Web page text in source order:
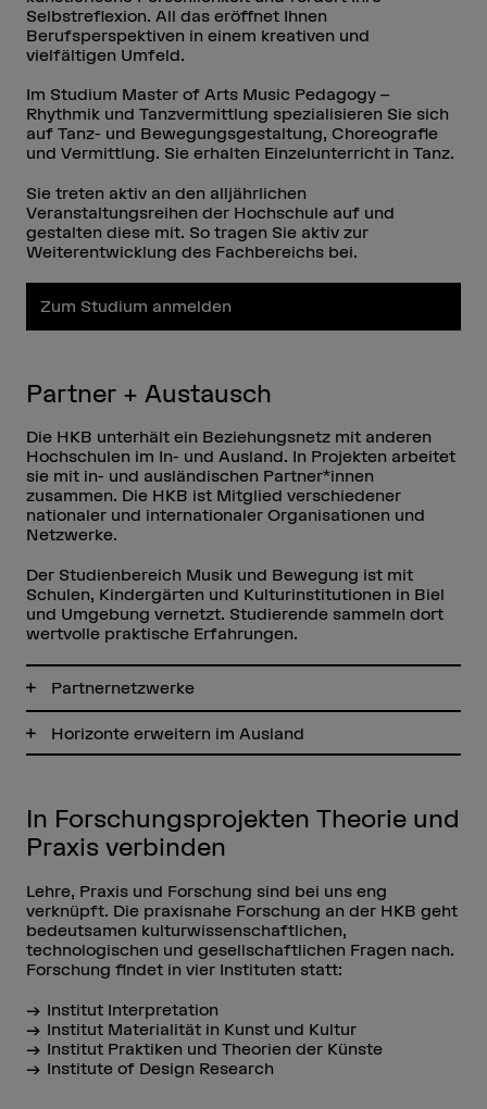
Selbstreflexion. All das eröffnet Ihnen
Berufsperspektiven in einem kreativen und
vielfältigen Umfeld.
Im Studium Master of Arts Music Pedagogy –
Rhythmik und Tanzvermittlung spezialisieren Sie sich
auf Tanz- und Bewegungsgestaltung, Choreografie
und Vermittlung. Sie erhalten Einzelunterricht in Tanz.
Sie treten aktiv an den alljährlichen
Veranstaltungsreihen der Hochschule auf und
gestalten diese mit. So tragen Sie aktiv zur
Weiterentwicklung des Fachbereichs bei.
Zum Studium anmelden
Partner + Austausch
Die HKB unterhält ein Beziehungsnetz mit anderen
Hochschulen im In- und Ausland. In Projekten arbeitet
sie mit in- und ausländischen Partner*innen
zusammen. Die HKB ist Mitglied verschiedener
nationaler und internationaler Organisationen und
Netzwerke.
Der Studienbereich Musik und Bewegung ist mit
Schulen, Kindergärten und Kulturinstitutionen in Biel
und Umgebung vernetzt. Studierende sammeln dort
wertvolle praktische Erfahrungen.
Partnernetzwerke
Horizonte erweitern im Ausland
In Forschungsprojekten Theorie und
Praxis verbinden
Lehre, Praxis und Forschung sind bei uns eng
verknüpft. Die praxisnahe Forschung an der HKB geht
bedeutsamen kulturwissenschaftlichen,
technologischen und gesellschaftlichen Fragen nach.
Forschung findet in vier Instituten statt:
Institut Interpretation
Institut Materialität in Kunst und Kultur
Institut Praktiken und Theorien der Künste
Institute of Design Research